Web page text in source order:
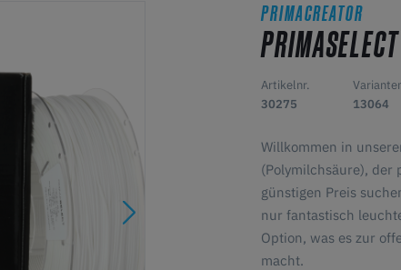
PRIMACREATOR
Artikelnr.
30275
13064
Willkommen in
(Polymilchsäure), der
günstigen Preis
nur fantastisch
Option, was es zur
macht.